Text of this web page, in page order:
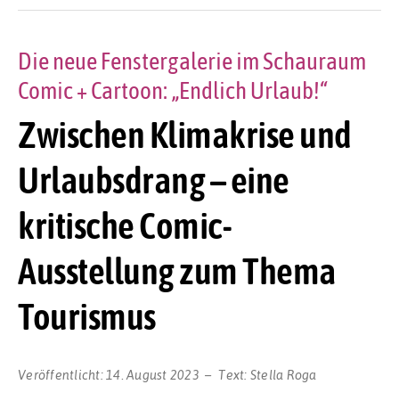
Zwischen Klimakrise und
Urlaubsdrang – eine
kritische Comic-
Ausstellung zum Thema
Tourismus
Die neue Fenstergalerie im Schauraum
Comic + Cartoon: „Endlich Urlaub!“
Veröffentlicht: 14. August 2023 Text: Stella Roga